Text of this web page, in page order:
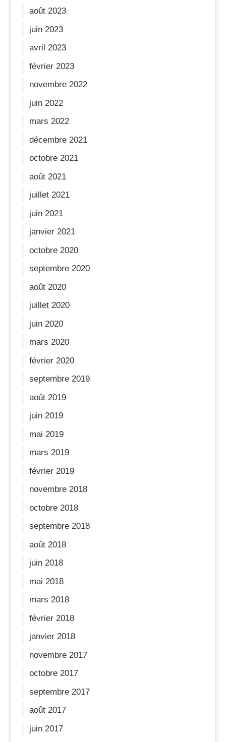
août 2023
juin 2023
avril 2023
février 2023
novembre 2022
juin 2022
mars 2022
décembre 2021
octobre 2021
août 2021
juillet 2021
juin 2021
janvier 2021
octobre 2020
septembre 2020
août 2020
juillet 2020
juin 2020
mars 2020
février 2020
septembre 2019
août 2019
juin 2019
mai 2019
mars 2019
février 2019
novembre 2018
octobre 2018
septembre 2018
août 2018
juin 2018
mai 2018
mars 2018
février 2018
janvier 2018
novembre 2017
octobre 2017
septembre 2017
août 2017
juin 2017